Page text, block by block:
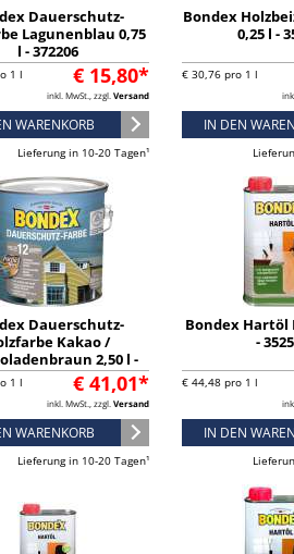
Dauerschutz-
Lagunenblau 0,75
l - 372206
€ 15,80*
1 l
inkl. MwSt., zzgl. Versand
WARENKORB
Lieferung in 10-20 Tagen¹
Bondex
0,25 l -
€ 30,76 pro 1 l
IN DEN
Dauerschutz-
Kakao /
2,50 l -
329889€ 41,01*
1 l
inkl. MwSt., zzgl. Versand
WARENKORB
Lieferung in 10-20 Tagen¹
Bondex Hartöl
-
€ 44,48 pro 1 l
IN DEN